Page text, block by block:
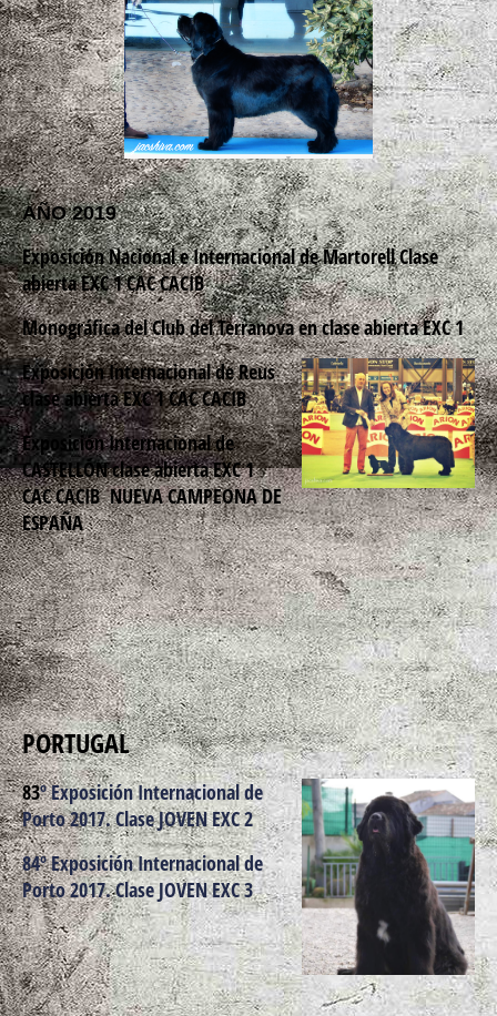
AÑO 2019
Exposición Nacional e Internacional de Martorell Clase
abierta EXC 1 CAC CACIB
Monográfica del Club del Terranova en clase abierta EXC 1
Exposición Internacional de Reus
clase abierta EXC 1 CAC CACIB
Exposición Internacional de
CASTELLÓN clase abierta EXC 1
CAC CACIBNUEVA CAMPEONA DE
ESPAÑA
PORTUGAL
83º Exposición Internacional de
Porto 2017. Clase JOVEN EXC 2
84º Exposición Internacional de
Porto 2017. Clase JOVEN EXC 3